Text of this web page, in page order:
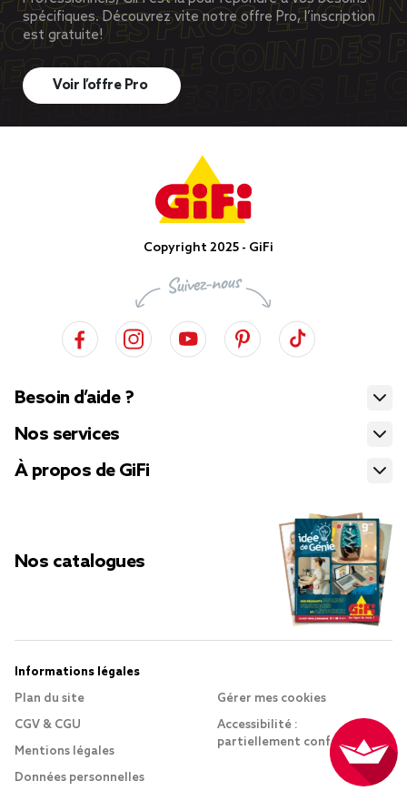
spécifiques. Découvrez vite notre offre Pro, l’inscription
est gratuite!
Voir l’offre Pro
Copyright 2025 - GiFi
Besoin d’aide ?
Nos services
À propos de GiFi
Nos catalogues
Informations légales
Plan du site
CGV & CGU
Mentions légales
Données personnelles
Gérer mes cookies
Accessibilité :
partiellement conforme